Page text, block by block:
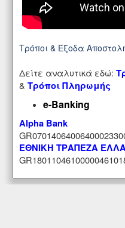
Τρόποι & Έξοδα
Δείτε αναλυτικά εδώ:
& Τρόποι Πληρωμής
e-Banking
Alpha Bank
ΕΘΝΙΚΗ ΤΡΑΠΕΖΑ